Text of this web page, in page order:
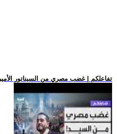
.. تفاعلكم | غضب مصري من السيناتور